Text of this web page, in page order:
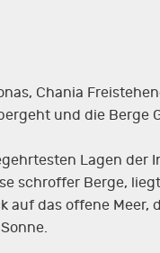
Chania
und die
Lagen der
schroffer Berge,
auf das offene